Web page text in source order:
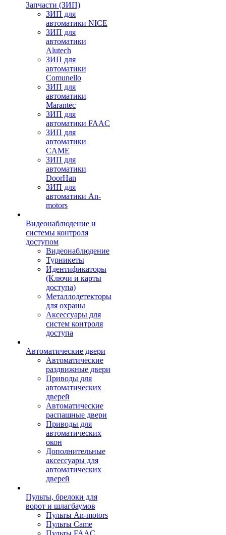
Запчасти (ЗИП)
ЗИП для
автоматики NICE
ЗИП для
автоматики
Alutech
ЗИП для
автоматики
Comunello
ЗИП для
автоматики
Marantec
ЗИП для
автоматики FAAC
ЗИП для
автоматики
CAME
ЗИП для
автоматики
DoorHan
ЗИП для
автоматики An-
motors
Видеонаблюдение и
системы контроля
доступом
Видеонаблюдение
Турникеты
Идентификаторы
(Ключи и карты
доступа)
Металлодетекторы
для охраны
Аксессуары для
систем контроля
доступа
Автоматические двери
Автоматические
раздвижные двери
Приводы для
автоматических
дверей
Автоматические
распашные двери
Приводы для
автоматических
окон
Дополнительные
аксессуары для
автоматических
дверей
Пульты, брелоки для
ворот и шлагбаумов
Пульты An-motors
Пульты Came
Пульты FAAC